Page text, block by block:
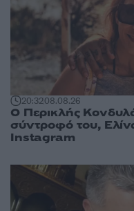
20:3208.08.26
Ο Περικλής
σύντροφό του,
Instagram